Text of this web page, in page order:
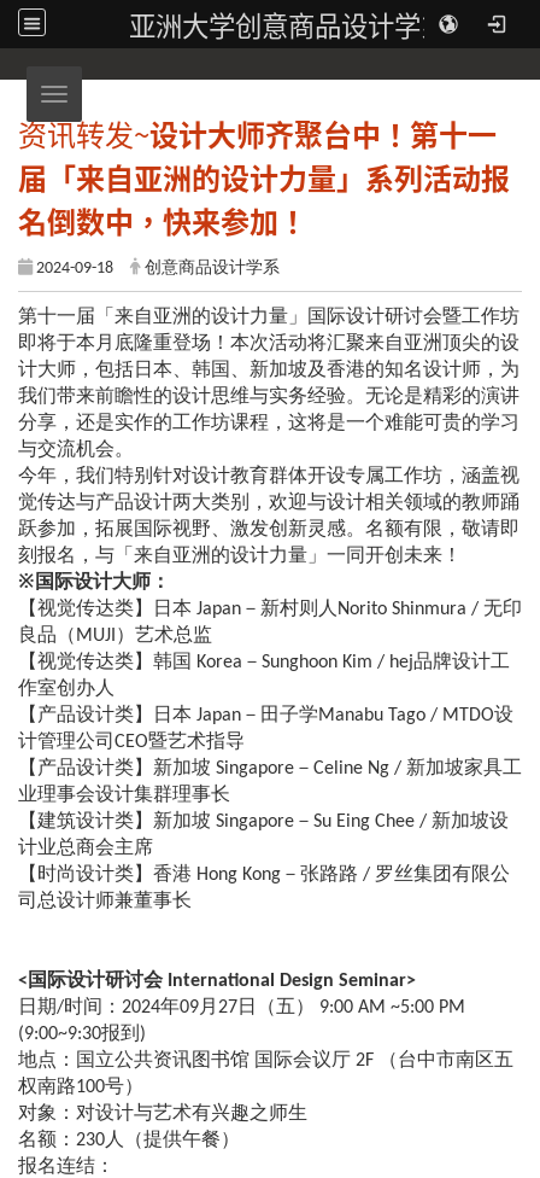
亚洲大学创意商品设计学系
Toggle navigation
资讯转发~设计大师齐聚台中！第十一
届「来自亚洲的设计力量」系列活动报
名倒数中，快来参加！
2024-09-18 创意商品设计学系
第十一届「来自亚洲的设计力量」国际设计研讨会暨工作坊
即将于本月底隆重登场！本次活动将汇聚来自亚洲顶尖的设
计大师，包括日本、韩国、新加坡及香港的知名设计师，为
我们带来前瞻性的设计思维与实务经验。无论是精彩的演讲
分享，还是实作的工作坊课程，这将是一个难能可贵的学习
与交流机会。
今年，我们特别针对设计教育群体开设专属工作坊，涵盖视
觉传达与产品设计两大类别，欢迎与设计相关领域的教师踊
跃参加，拓展国际视野、激发创新灵感。名额有限，敬请即
刻报名，与「来自亚洲的设计力量」一同开创未来！
※国际设计大师：
【视觉传达类】日本 Japan－新村则人Norito Shinmura / 无印
良品（MUJI）艺术总监
【视觉传达类】韩国 Korea－Sunghoon Kim / hej品牌设计工
作室创办人
【产品设计类】日本 Japan－田子学Manabu Tago / MTDO设
计管理公司CEO暨艺术指导
【产品设计类】新加坡 Singapore－Celine Ng / 新加坡家具工
业理事会设计集群理事长
【建筑设计类】新加坡 Singapore－Su Eing Chee / 新加坡设
计业总商会主席
【时尚设计类】香港 Hong Kong－张路路 / 罗丝集团有限公
司总设计师兼董事长
<国际设计研讨会 International Design Seminar>
日期/时间：2024年09月27日（五） 9:00 AM ~5:00 PM
(9:00~9:30报到)
地点：国立公共资讯图书馆 国际会议厅 2F （台中市南区五
权南路100号）
对象：对设计与艺术有兴趣之师生
名额：230人（提供午餐）
报名连结：